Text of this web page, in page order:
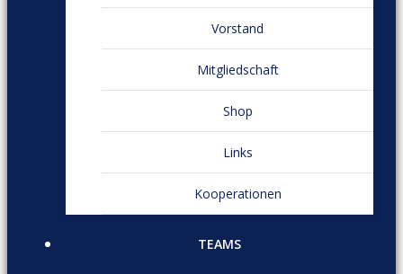
Vorstand
Mitgliedschaft
Shop
Links
Kooperationen
TEAMS